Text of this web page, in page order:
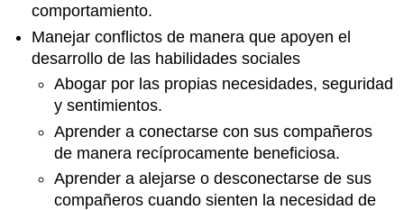
comportamiento.
Manejar conflictos de manera que apoyen el
desarrollo de las habilidades sociales
Abogar por las propias necesidades, seguridad
y sentimientos.
Aprender a conectarse con sus compañeros
de manera recíprocamente beneficiosa.
Aprender a alejarse o desconectarse de sus
compañeros cuando sienten la necesidad de